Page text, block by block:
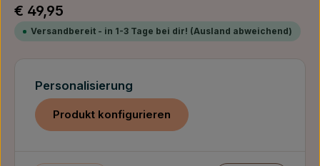
Regulärer Preis:
€ 49,95
Versandbereit - in 1-3 Tage bei dir! (Ausland abweichend)
Personalisierung
Produkt konfigurieren